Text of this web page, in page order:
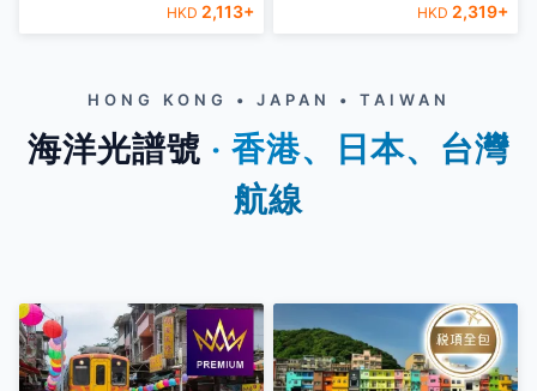
HKD 2,113+ HKD 2,319+
HONG KONG • JAPAN • TAIWAN
海洋光譜號 ‧ 香港、日本、台灣
航線